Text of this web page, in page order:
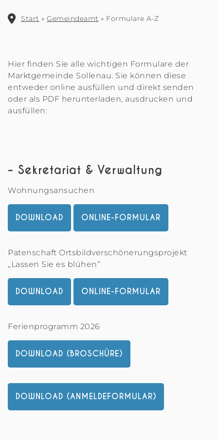
Start »Gemeindeamt » Formulare A-Z
Hier finden Sie alle wichtigen Formulare der
Marktgemeinde Sollenau. Sie können diese
entweder online ausfüllen und direkt senden
oder als PDF herunterladen, ausdrucken und
ausfüllen:
– Sekretariat & Verwaltung
Wohnungsansuchen
DOWNLOAD ONLINE-FORMULAR
Patenschaft Ortsbildverschönerungsprojekt
„Lassen Sie es blühen“
DOWNLOAD ONLINE-FORMULAR
Ferienprogramm 2026
DOWNLOAD (BROSCHÜRE)
DOWNLOAD (ANMELDEFORMULAR)